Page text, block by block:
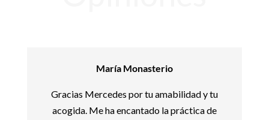
María Monasterio
Gracias Mercedes por tu amabilidad y tu
acogida. Me ha encantado la práctica de